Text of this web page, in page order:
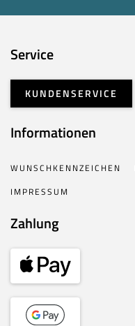
Service
KUNDENSERVICE
Informationen
WUNSCHKENNZEICHEN
IMPRESSUM
Zahlung